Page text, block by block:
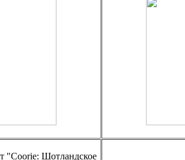
"Coorie: Шотландское